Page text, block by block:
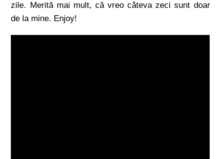
zile. Merită mai mult, că vreo câteva zeci sunt doar
de la mine. Enjoy!